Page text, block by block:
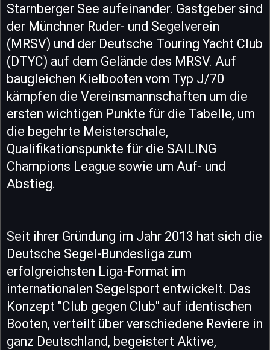
Starnberger See aufeinander. Gastgeber sind
der Münchner Ruder- und Segelverein
(MRSV) und der Deutsche Touring Yacht Club
(DTYC) auf dem Gelände des MRSV. Auf
baugleichen Kielbooten vom Typ J/70
kämpfen die Vereinsmannschaften um die
ersten wichtigen Punkte für die Tabelle, um
die begehrte Meisterschale,
Qualifikationspunkte für die SAILING
Champions League sowie um Auf- und
Abstieg.
Seit ihrer Gründung im Jahr 2013 hat sich die
Deutsche Segel-Bundesliga zum
erfolgreichsten Liga-Format im
internationalen Segelsport entwickelt. Das
Konzept "Club gegen Club" auf identischen
Booten, verteilt über verschiedene Reviere in
ganz Deutschland, begeistert Aktive,